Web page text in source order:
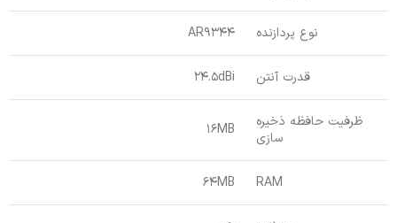
نوع پردازنده AR9344
قدرت آنتن 24.5dBi
ظرفیت حافظه ذخیره
سازی
16MB
RAM
64MB